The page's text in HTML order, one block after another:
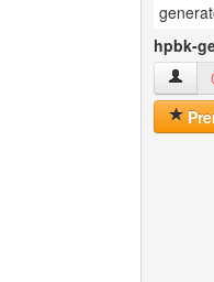
hpbk-
hpbk-